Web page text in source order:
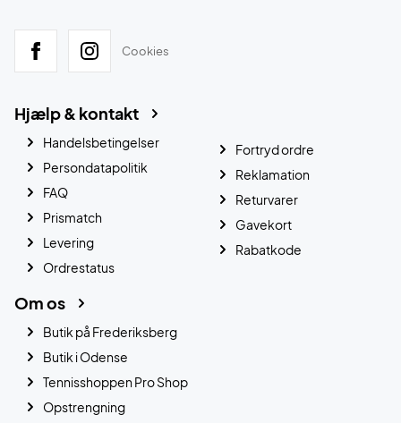
Cookies
Hjælp & kontakt
Handelsbetingelser
Persondatapolitik
FAQ
Prismatch
Levering
Ordrestatus
Fortryd ordre
Reklamation
Returvarer
Gavekort
Rabatkode
Om os
Butik på Frederiksberg
Butik i Odense
Tennisshoppen Pro Shop
Opstrengning